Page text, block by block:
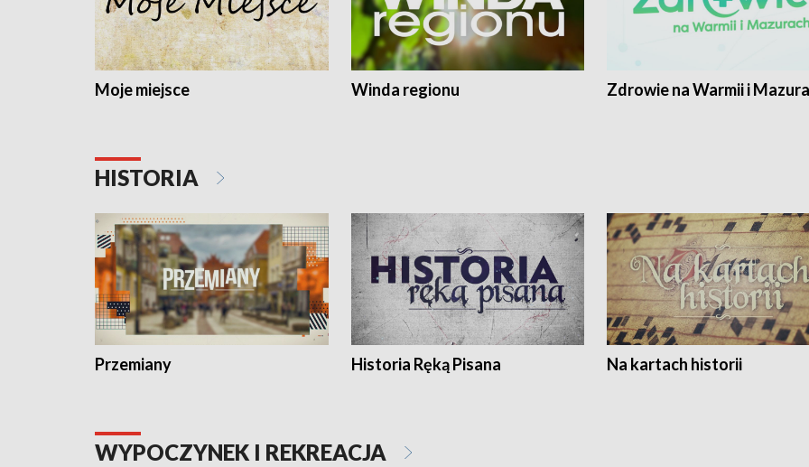
Moje miejsce Winda regionu Zdrowie na Warmii i
HISTORIA
Przemiany Historia Ręką Pisana Na kartach historii
WYPOCZYNEK I REKREACJA